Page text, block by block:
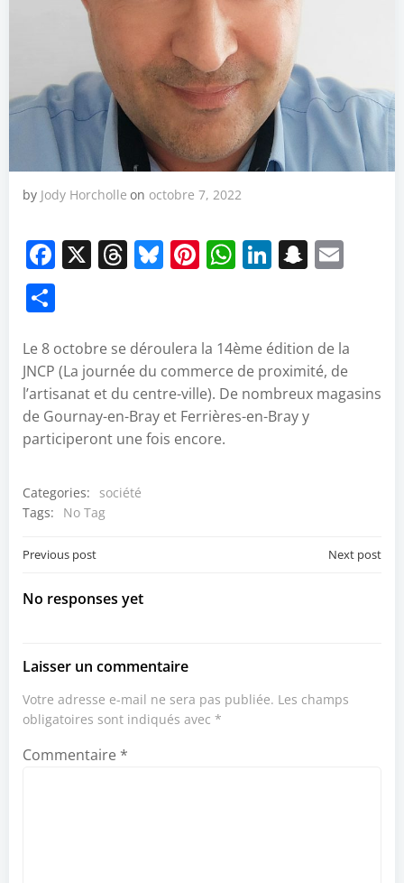
by Jody Horcholle on octobre 7, 2022
Facebook
X Threads
Bluesky
Pinterest
WhatsApp
LinkedIn
Le 8 octobre se déroulera la 14ème édition de la
JNCP (La journée du commerce de proximité, de
l’artisanat et du centre-ville). De nombreux magasins
de Gournay-en-Bray et Ferrières-en-Bray y
participeront une fois encore.
Categories:
société
Tags:
No Tag
Post
navigation
Previous post Next post
No responses yet
Laisser un commentaire
Votre adresse e-mail ne sera pas publiée. Les champs
obligatoires sont indiqués avec *
Commentaire *